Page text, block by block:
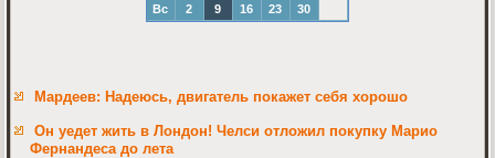
Вс
2 9 16 23 30
Мардеев: Надеюсь, двигатель покажет себя хорошо
Он уедет жить в Лондон! Челси отложил покупку Марио
Фернандеса до лета